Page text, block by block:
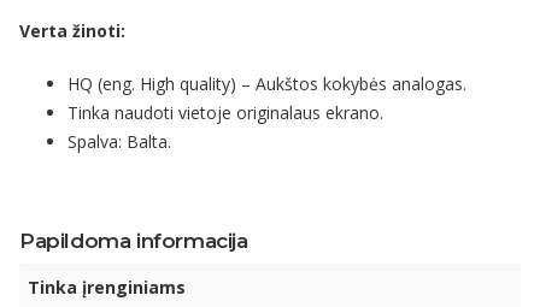
Verta žinoti:
HQ (eng. High quality) – Aukštos kokybės analogas.
Tinka naudoti vietoje originalaus ekrano.
Spalva: Balta.
Papildoma informacija
Tinka įrenginiams